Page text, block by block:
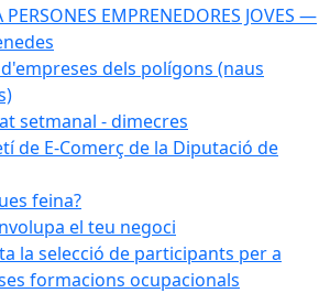
PERSONES EMPRENEDORES JOVES —
d'empreses dels polígons (naus
setmanal - dimecres
de E-Comerç de la Diputació de
feina?
el teu negoci
la selecció de participants per a
formacions ocupacionals